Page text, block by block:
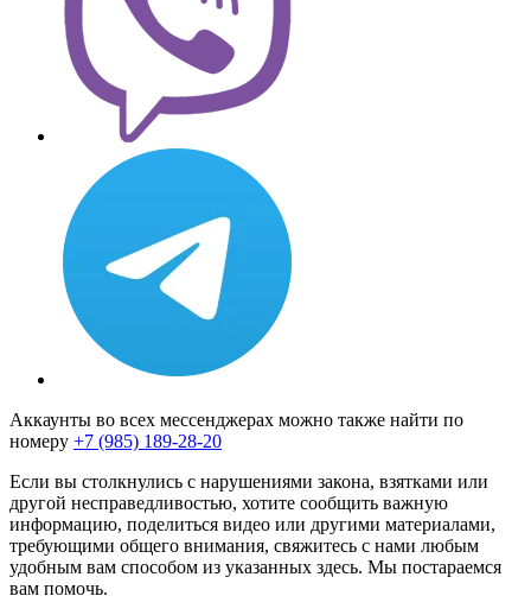
Аккаунты во всех мессенджерах можно также найти по
номеру +7 (985) 189-28-20
Если вы столкнулись с нарушениями закона, взятками или
другой несправедливостью, хотите сообщить важную
информацию, поделиться видео или другими материалами,
требующими общего внимания, свяжитесь с нами любым
удобным вам способом из указанных здесь. Мы постараемся
вам помочь.